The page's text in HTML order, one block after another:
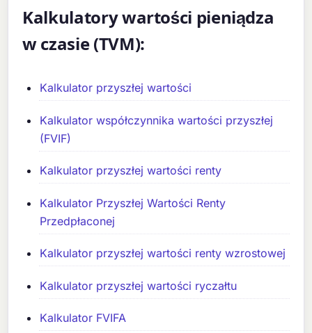
Kalkulatory wartości pieniądza
w czasie (TVM):
Kalkulator przyszłej wartości
Kalkulator współczynnika wartości przyszłej
(FVIF)
Kalkulator przyszłej wartości renty
Kalkulator Przyszłej Wartości Renty
Przedpłaconej
Kalkulator przyszłej wartości renty wzrostowej
Kalkulator przyszłej wartości ryczałtu
Kalkulator FVIFA